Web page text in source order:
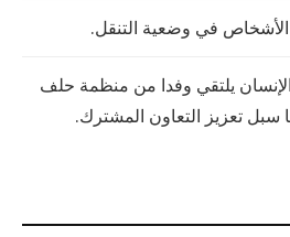
الأشخاص في وضعية التنقل.
يلتقي وفدا من منظمة حلف
سبل تعزيز التعاون المشترك.